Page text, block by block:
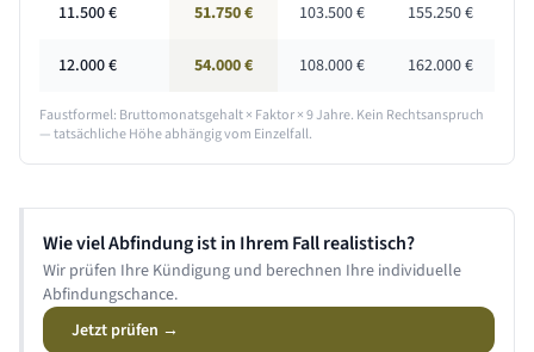
11.500€ 51.750 € 103.500 € 155.250 €
12.000€ 54.000 € 108.000 € 162.000 €
Faustformel: Bruttomonatsgehalt × Faktor ×9 Jahre. Kein Rechtsanspruch
— tatsächliche Höhe abhängig vom Einzelfall.
Wie viel Abfindung ist in Ihrem Fall realistisch?
Wir prüfen Ihre Kündigung und berechnen Ihre individuelle
Abfindungschance.
Jetzt prüfen →